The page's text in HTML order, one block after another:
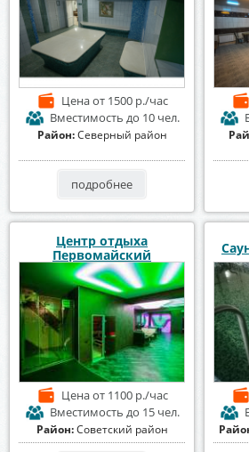
Ценаот 1500 р./час
Вместимость до 10 чел.
Район:Северный район
подробнее
Центр отдыха
Первомайский
Ценаот 1100 р./час
Вместимость до 15 чел.
Район:Советский район